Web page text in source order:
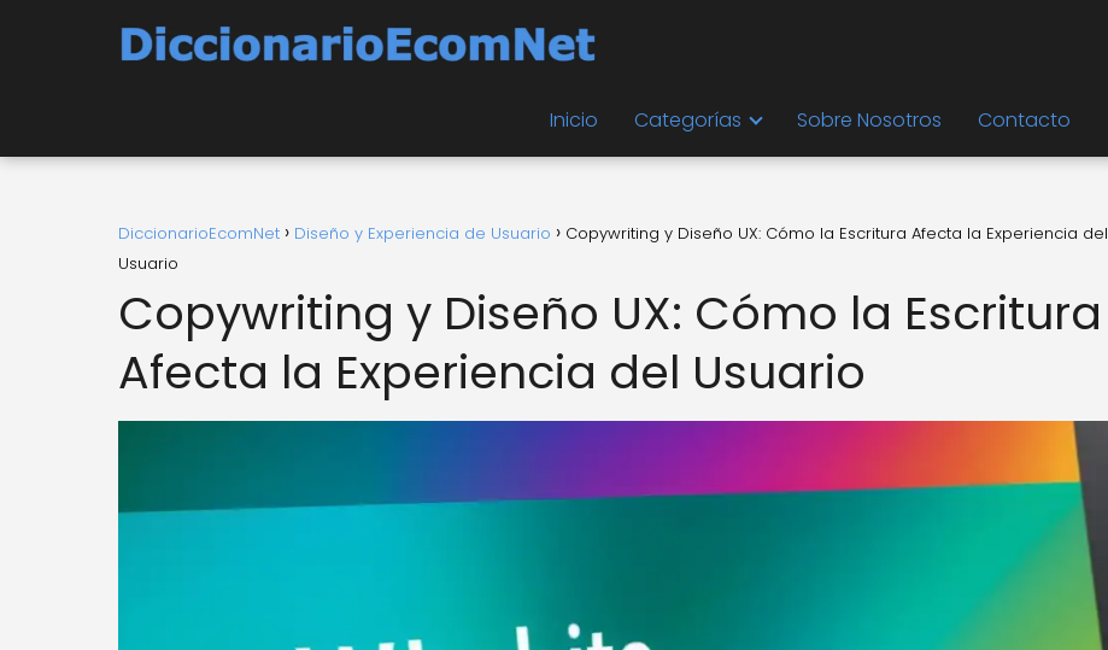
Inicio Categorías Sobre Nosotros Contacto
DiccionarioEcomNet Diseño y Experiencia de Usuario
Copywriting y Diseño UX: Cómo la Escritura Afecta la Experiencia del
Usuario
Copywriting y Diseño UX: Cómo la Escritura
Afecta la Experiencia del Usuario